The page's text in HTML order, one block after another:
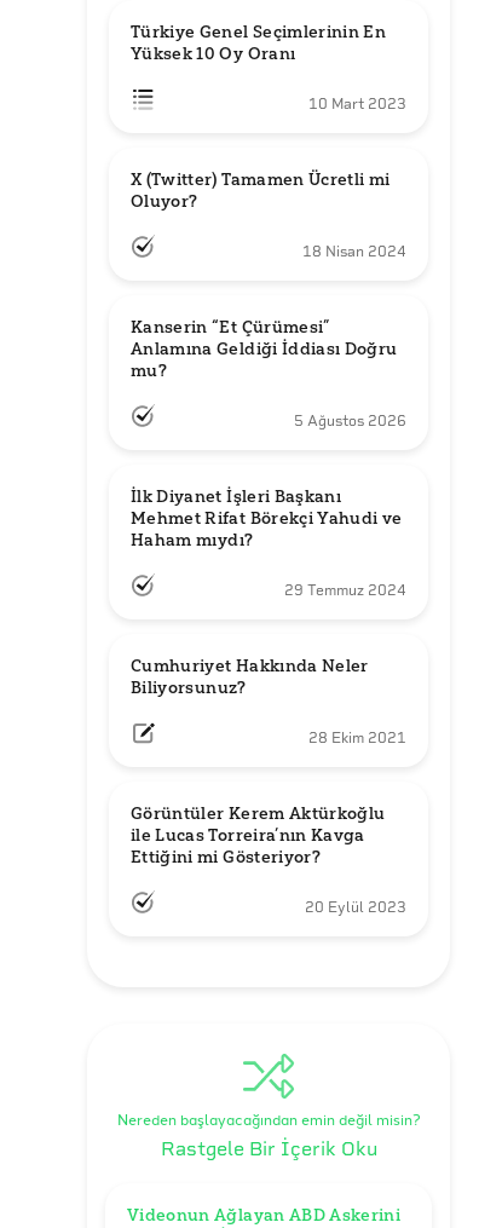
Türkiye Genel Seçimlerinin En
Yüksek 10 Oy Oranı
10 Mart 2023
X (Twitter) Tamamen Ücretli mi
Oluyor?
18 Nisan 2024
Kanserin “Et Çürümesi”
Anlamına Geldiği İddiası Doğru
mu?
5 Ağustos 2026
İlk Diyanet İşleri Başkanı
Mehmet Rifat Börekçi Yahudi ve
Haham mıydı?
29 Temmuz 2024
Cumhuriyet Hakkında Neler
Biliyorsunuz?
28 Ekim 2021
Görüntüler Kerem Aktürkoğlu
ile Lucas Torreira’nın Kavga
Ettiğini mi Gösteriyor?
20 Eylül 2023
Nereden başlayacağından emin değil misin?
Rastgele Bir İçerik Oku
Videonun Ağlayan ABD Askerini